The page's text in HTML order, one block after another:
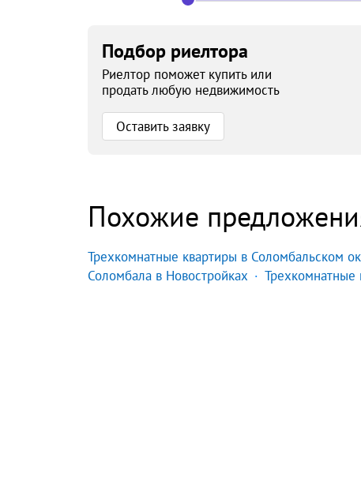
Подбор риелтора
Риелтор поможет купить или
продать любую недвижимость
Оставить заявку
Похожие
Трехкомнатные квартиры в Соломбальском
Соломбала в Новостройках
Трехкомнатные